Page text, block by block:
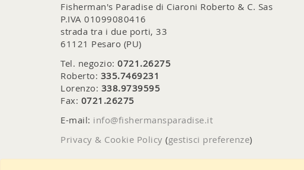
Fisherman's Paradise di Ciaroni Roberto & C. Sas
P.IVA 01099080416
strada tra i due porti, 33
61121 Pesaro (PU)
Tel. negozio: 0721.26275
Roberto: 335.7469231
Lorenzo: 338.9739595
Fax: 0721.26275
E-mail: info@fishermansparadise.it
Privacy & Cookie Policy (gestisci preferenze)